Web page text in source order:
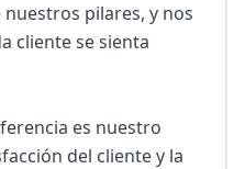
pilares, y nos
cliente se sienta
es nuestro
del cliente y la